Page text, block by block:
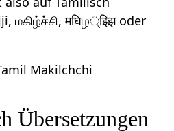
மகிழ்ச்சி, मघिழ्झ्झि oder
Makilchchi
Übersetzungen